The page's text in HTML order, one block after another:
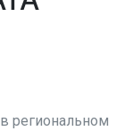
региональном